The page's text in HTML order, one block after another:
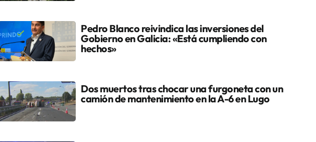
Pedro Blanco reivindica las inversiones del
Gobierno en Galicia: «Está cumpliendo con
hechos»
Dos muertos tras chocar una furgoneta con un
camión de mantenimiento en la A-6 en Lugo